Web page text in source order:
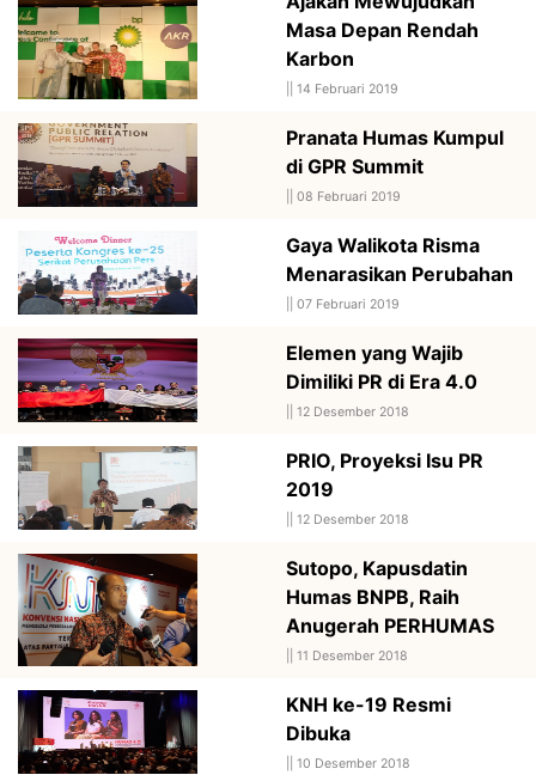
Masa Depan Rendah
Karbon
14 Februari 2019
Pranata Humas Kumpul
di GPR Summit
08 Februari 2019
Gaya Walikota Risma
Menarasikan Perubahan
07 Februari 2019
Elemen yang Wajib
Dimiliki PR di Era 4.0
12 Desember 2018
PRIO, Proyeksi Isu PR
2019
12 Desember 2018
Sutopo, Kapusdatin
Humas BNPB, Raih
Anugerah PERHUMAS
11 Desember 2018
KNH ke-19 Resmi
Dibuka
10 Desember 2018